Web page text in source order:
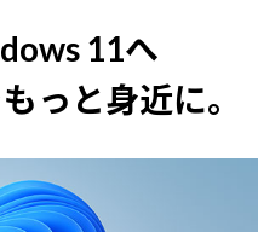
11へ
っと身近に。